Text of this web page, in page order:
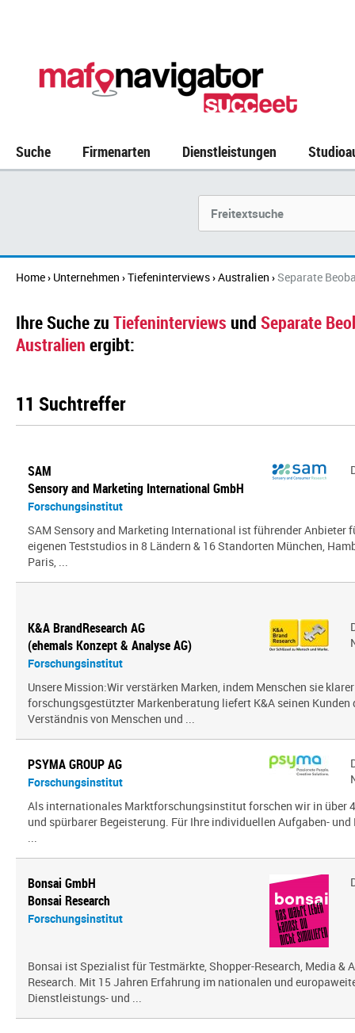
Suche Firmenarten Dienstleistungen
Home› Unternehmen ›Tiefeninterviews›Australien ›Separate
Ihre Suche zu Tiefeninterviews und Separate
Australien ergibt:
11 Suchtreffer
SAM
Sensory and Marketing International GmbH
Forschungsinstitut
SAM Sensory and Marketing International ist führender Anbieter
eigenen Teststudios in 8 Ländern & 16 Standorten München,
Paris, ...
K&A BrandResearch AG
(ehemals Konzept & Analyse AG)
Forschungsinstitut
Unsere Mission:Wir verstärken Marken, indem Menschen sie
forschungsgestützter Markenberatung liefert K&A seinen Kunden
Verständnis von Menschen und ...
PSYMA GROUP AG
Forschungsinstitut
Als internationales Marktforschungsinstitut forschen wir in über
und spürbarer Begeisterung. Für Ihre individuellen Aufgaben-
...
Bonsai GmbH
Bonsai Research
Forschungsinstitut
Bonsai ist Spezialist für Testmärkte, Shopper-Research, Media &
Research. Mit 15 Jahren Erfahrung im nationalen und
Dienstleistungs- und ...